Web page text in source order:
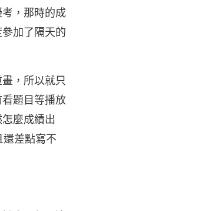
，那時的成
加了隔天的
，所以就只
題目等播放
麼成績出
還差點寫不